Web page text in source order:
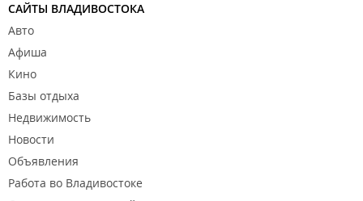
САЙТЫ ВЛАДИВОСТОКА
Авто
Афиша
Кино
Базы отдыха
Недвижимость
Новости
Объявления
Работа во Владивостоке